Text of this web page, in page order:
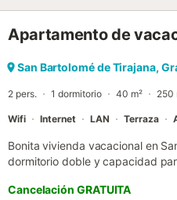
y conlleva un suplemento. Si
playa se encuentra a poca
disponib...
Apartamento de
San Bartolomé de Tirajana,
2 pers. 1 dormitorio 40 m² 250
Wifi Internet LAN Terraza
Bonita vivienda vacacional en
dormitorio doble y capacidad
momentos. Se encuentra a 50m.
Cancelación GRATUITA